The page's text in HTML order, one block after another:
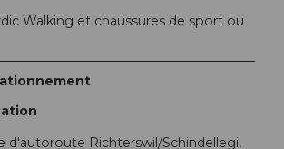
Walking et chaussures de sport ou
d'autoroute Richterswil/Schindellegi,